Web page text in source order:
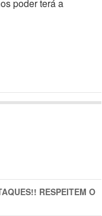
poder terá a
RESPEITEM O